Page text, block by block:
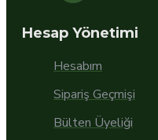
Hesap Yönetimi
Hesabım
Sipariş Geçmişi
Bülten Üyeliği